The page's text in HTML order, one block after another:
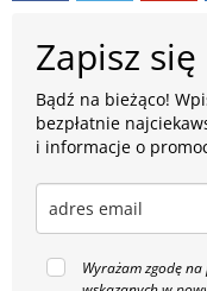
Zapisz
Bądź na bieżąco!
bezpłatnie
i informacje o
Wyrażam zgodę